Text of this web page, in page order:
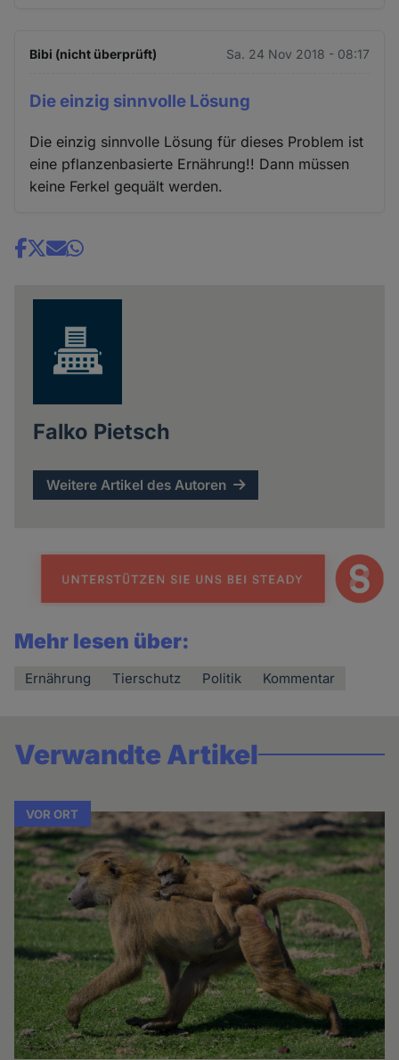
Bibi (nicht überprüft) Sa. 24 Nov 2018 - 08:17
Die einzig sinnvolle Lösung
Die einzig sinnvolle Lösung für dieses Problem ist
eine pflanzenbasierte Ernährung!! Dann müssen
keine Ferkel gequält werden.
Share
Falko Pietsch
Weitere Artikel des Autoren
Mehr lesen über:
Ernährung Tierschutz Politik Kommentar
Verwandte Artikel
VOR ORT